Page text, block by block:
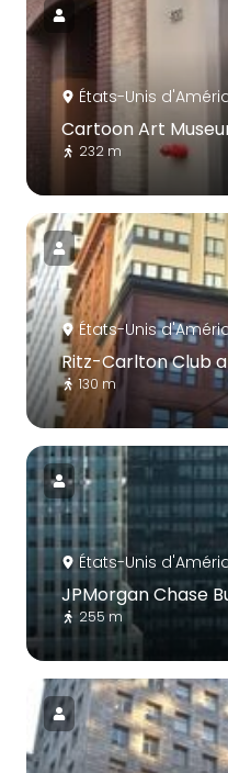
États-Unis
Cartoon Art
232 m
États-Unis
Ritz-Carlton Club
130 m
États-Unis
JPMorgan Chase
255 m